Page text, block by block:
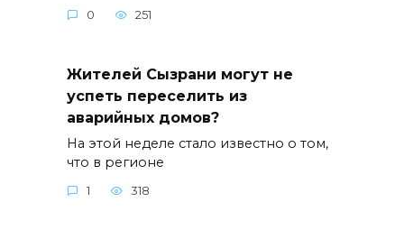
0 251
Жителей Сызрани могут не
успеть переселить из
аварийных домов?
На этой неделе стало известно о том,
что в регионе
1 318